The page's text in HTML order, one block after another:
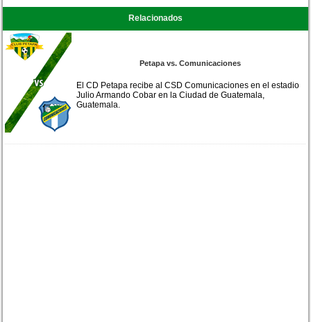
Relacionados
Petapa vs. Comunicaciones
El CD Petapa recibe al CSD Comunicaciones en el estadio
Julio Armando Cobar en la Ciudad de Guatemala,
Guatemala.